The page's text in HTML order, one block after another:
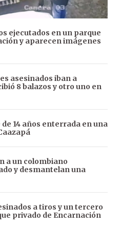
ejecutados en un parque
y aparecen imágenes
asesinados iban a
8 balazos y otro uno en
14 años enterrada en una
a un colombiano
y desmantelan una
a tiros y un tercero
privado de Encarnación